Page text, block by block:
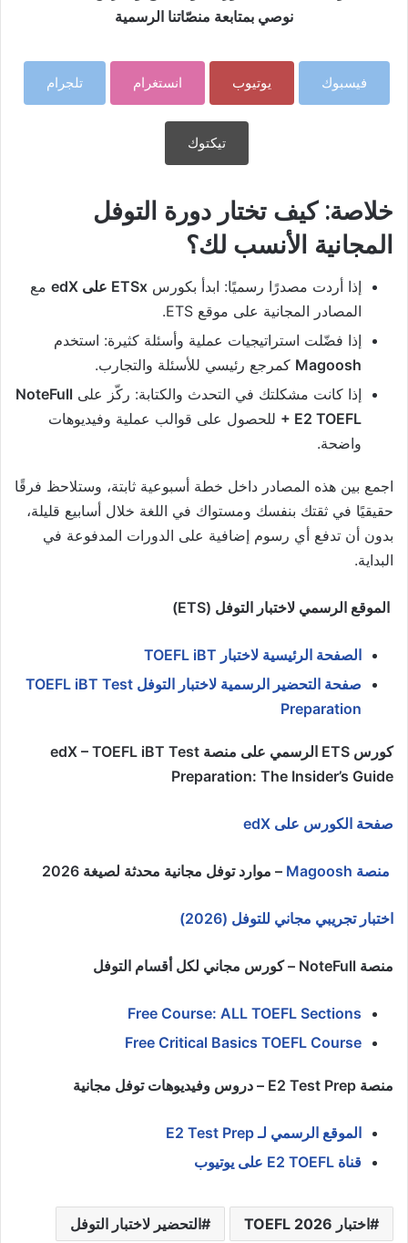
نوصي بمتابعة منصّاتنا الرسمية
فيسبوك يوتيوب انستغرام تلجرام
تيكتوك
خلاصة: كيف تختار دورة التوفل
المجانية الأنسب لك؟
إذا أردت مصدرًا رسميًا: ابدأ بكورس ETSx على edX
مع
المصادر المجانية على موقع ETS.
إذا فضّلت استراتيجيات عملية وأسئلة كثيرة: استخدم
Magoosh كمرجع رئيسي للأسئلة والتجارب.
إذا كانت مشكلتك في التحدث والكتابة: ركّز على NoteFull
+ E2 TOEFL للحصول على قوالب عملية وفيديوهات
واضحة.
اجمع بين هذه المصادر داخل خطة أسبوعية ثابتة، وستلاحظ فرقًا
حقيقيًا في ثقتك بنفسك ومستواك في اللغة خلال أسابيع قليلة،
بدون أن تدفع أي رسوم إضافية على الدورات المدفوعة في
البداية.
الموقع الرسمي لاختبار التوفل (ETS)
الصفحة الرئيسية لاختبار TOEFL iBT
صفحة التحضير الرسمية لاختبار التوفل TOEFL iBT Test
Preparation
كورس ETS الرسمي على منصة edX – TOEFL iBT Test
Preparation: The Insider’s Guide
صفحة الكورس على edX
منصة Magoosh – موارد توفل مجانية محدثة لصيغة 2026
اختبار تجريبي مجاني للتوفل (2026)
منصة NoteFull – كورس مجاني لكل أقسام التوفل
Free Course: ALL TOEFL Sections
Free Critical Basics TOEFL Course
منصة E2 Test Prep – دروس وفيديوهات توفل مجانية
الموقع الرسمي لـ E2 Test Prep
قناة E2 TOEFL على يوتيوب
اختبار TOEFL 2026 التحضير لاختبار التوفل